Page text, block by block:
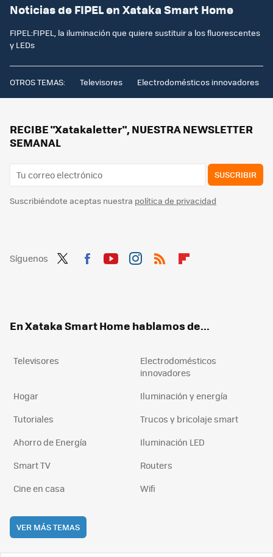
Noticias de FIPEL en Xataka Smart Home
FIPEL:FIPEL, la iluminación que quiere sustituir a los fluorescentes
y LEDs
OTROS TEMAS: Televisores Electrodomésticos innovadores
RECIBE "Xatakaletter", NUESTRA NEWSLETTER
SEMANAL
SUSCRIBIR
Suscribiéndote aceptas nuestra política de privacidad
Síguenos
En Xataka Smart Home hablamos de...
Televisores
Electrodomésticos
innovadores
Hogar
Iluminación y energía
Tutoriales
Trucos y bricolaje smart
Ahorro de Energía
Iluminación LED
Smart TV
Routers
Cine en casa
Wifi
VER MÁS TEMAS